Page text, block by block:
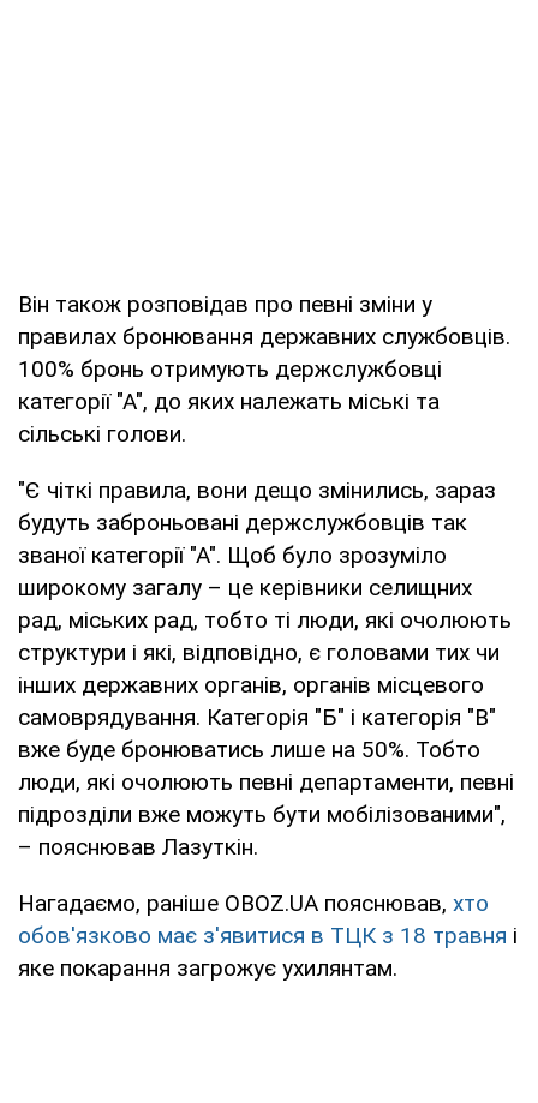
Він також розповідав про певні зміни у
правилах бронювання державних службовців.
100% бронь отримують держслужбовці
категорії "А", до яких належать міські та
сільські голови.
"Є чіткі правила, вони дещо змінились, зараз
будуть заброньовані держслужбовців так
званої категорії "А". Щоб було зрозуміло
широкому загалу – це керівники селищних
рад, міських рад, тобто ті люди, які очолюють
структури і які, відповідно, є головами тих чи
інших державних органів, органів місцевого
самоврядування. Категорія "Б" і категорія "В"
вже буде бронюватись лише на 50%. Тобто
люди, які очолюють певні департаменти, певні
підрозділи вже можуть бути мобілізованими",
– пояснював Лазуткін.
Нагадаємо, раніше OBOZ.UA пояснював, хто
обов'язково має з'явитися в ТЦК з 18 травня і
яке покарання загрожує ухилянтам.